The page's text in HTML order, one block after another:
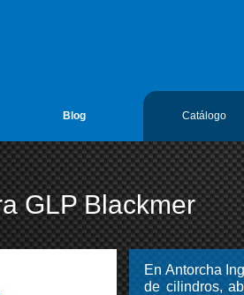
Antorcha Ingenieria 1 Catálogo
Blog
GLP Blackmer
En Antorcha
de cilindros,